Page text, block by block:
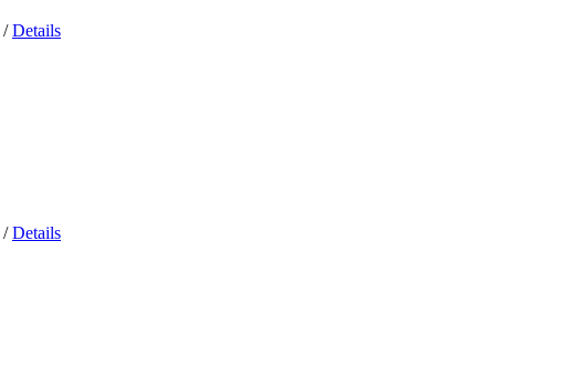
/ Details
/ Details